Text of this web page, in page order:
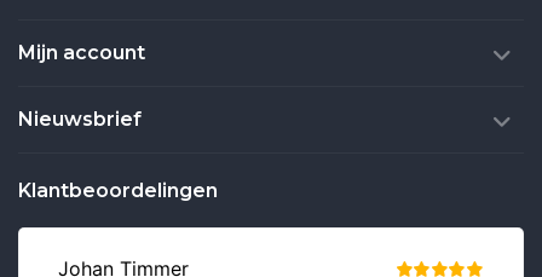
Mijn account
Nieuwsbrief
Klantbeoordelingen